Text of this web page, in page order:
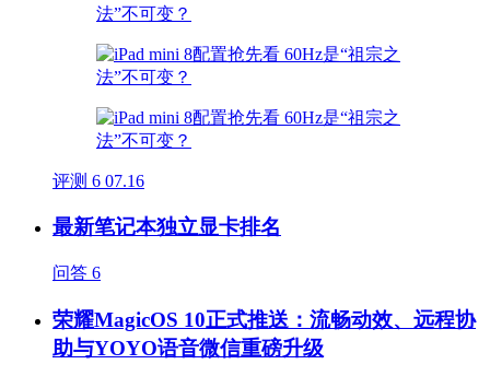
评测 6 07.16
最新笔记本独立显卡排名
问答 6
荣耀MagicOS 10正式推送：流畅动效、远程协
助与YOYO语音微信重磅升级